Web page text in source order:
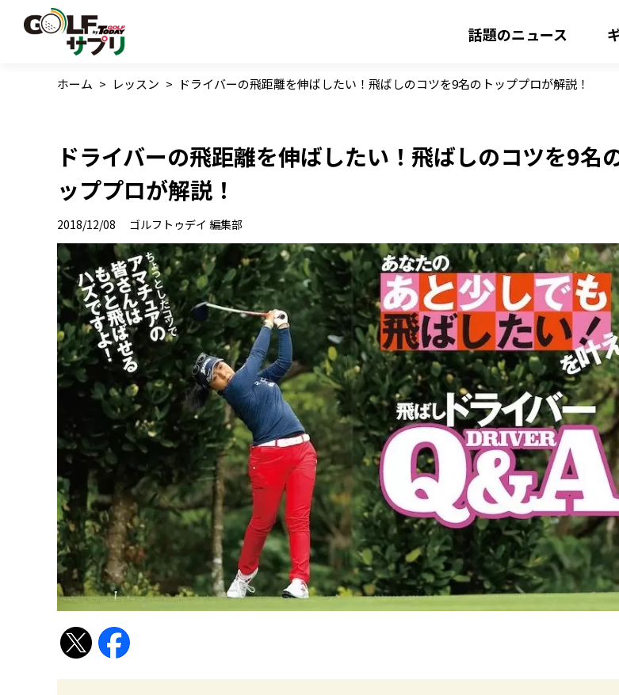
話題のニュース
ホーム > レッスン > ドライバーの飛距離を伸ばしたい！飛ばしのコツを9名のトッププロが解説！
ドライバーの飛距離を伸ばしたい！飛ばしのコツを9名
ッププロが解説！
2018/12/08 ゴルフトゥデイ 編集部